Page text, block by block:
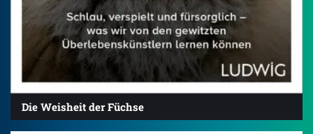
Die Weisheit der Füchse